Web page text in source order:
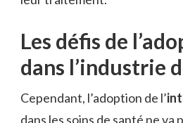
Les défis de
dans l’industrie
Cependant, l’adoption de l’
dans les soins de santé ne va